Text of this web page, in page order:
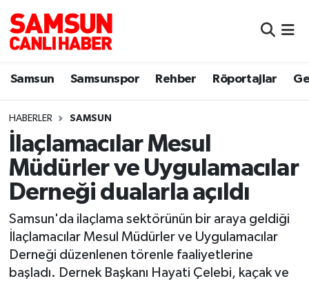
Samsun Samsunspor Rehber Röportajlar
HABERLER SAMSUN
İlaçlamacılar Mesul
Müdürler ve Uygulamacılar
Derneği dualarla açıldı
Samsun'da ilaçlama sektörünün bir araya geldiği
İlaçlamacılar Mesul Müdürler ve Uygulamacılar
Derneği düzenlenen törenle faaliyetlerine
başladı. Dernek Başkanı Hayati Çelebi, kaçak ve
Samsun
Sokak Röportajları
Genel
Dünya
Sağlık
Samsun Nöbetçi Eczaneler
Samsun Hava Durumu
Samsun Namaz Vakitleri
Samsun Trafik Yoğunluk Haritası
Süper Lig Puan Durumu ve Fikstür
Tüm Manşetler
Son Dakika Haberleri